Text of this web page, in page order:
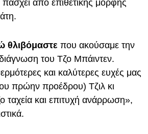
από επιθετικής μορφής
θλιβόμαστε που ακούσαμε την
του Τζο Μπάιντεν.
και καλύτερες ευχές μας
πρώην προέδρου) Τζιλ κι
ταχεία και επιτυχή ανάρρωση»,